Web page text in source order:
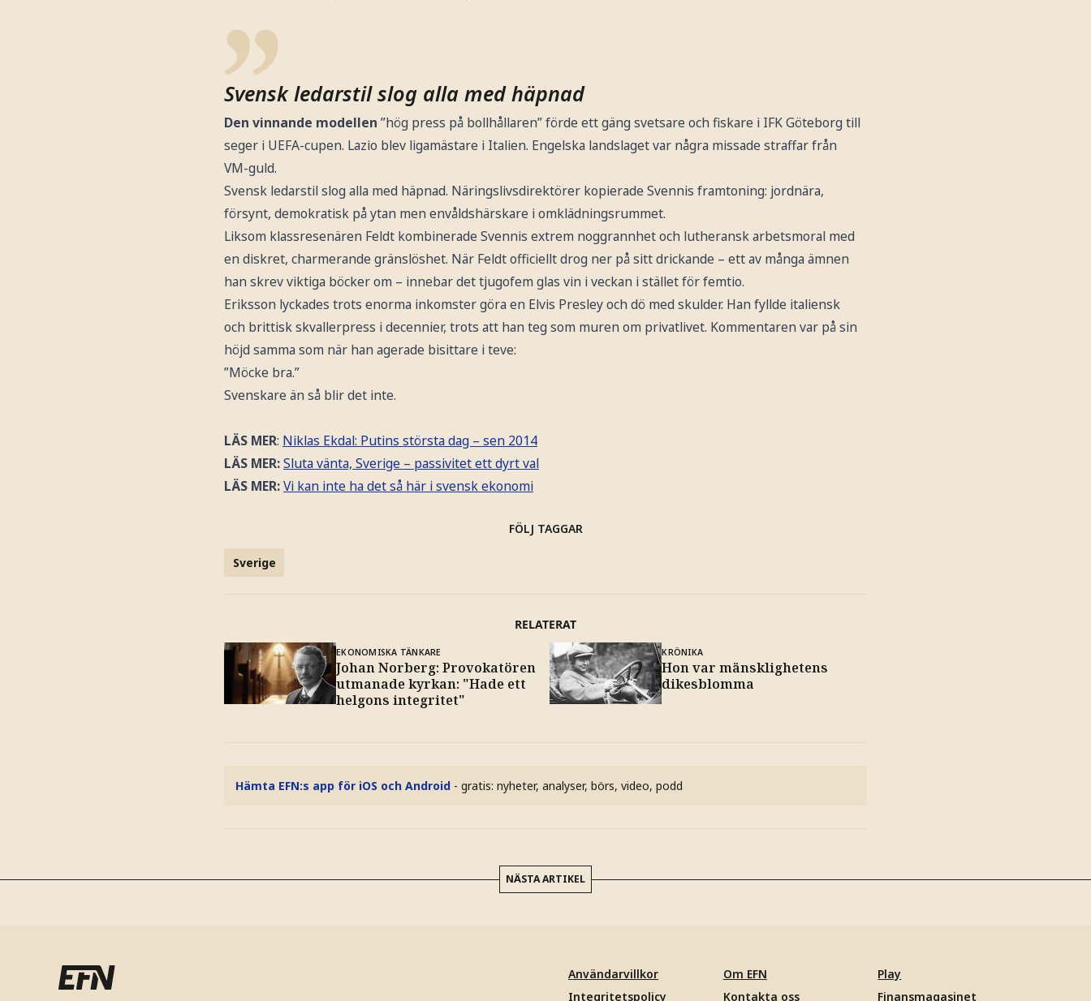
Svensk ledarstil slog alla med häpnad
Den vinnande modellen ”hög press på bollhållaren” förde ett gäng svetsare och fiskare i IFK Göteborg till
seger i UEFA-cupen. Lazio blev ligamästare i Italien. Engelska landslaget var några missade straffar från
VM-guld.
Svensk ledarstil slog alla med häpnad. Näringslivsdirektörer kopierade Svennis framtoning: jordnära,
försynt, demokratisk på ytan men envåldshärskare i omklädningsrummet.
Liksom klassresenären Feldt kombinerade Svennis extrem noggrannhet och lutheransk arbetsmoral med
en diskret, charmerande gränslöshet. När Feldt officiellt drog ner på sitt drickande – ett av många ämnen
han skrev viktiga böcker om – innebar det tjugofem glas vin i veckan i stället för femtio.
Eriksson lyckades trots enorma inkomster göra en Elvis Presley och dö med skulder. Han fyllde italiensk
och brittisk skvallerpress i decennier, trots att han teg som muren om privatlivet. Kommentaren var på sin
höjd samma som när han agerade bisittare i teve:
”Möcke bra.”
Svenskare än så blir det inte.
LÄS MER: Niklas Ekdal: Putins största dag – sen 2014
LÄS MER:Sluta vänta, Sverige – passivitet ett dyrt val
LÄS MER:Vi kan inte ha det så här i svensk ekonomi
FÖLJ TAGGAR
Sverige
RELATERAT
EKONOMISKA TÄNKARE
Johan Norberg: Provokatören
utmanade kyrkan: "Hade ett
helgons integritet"
KRÖNIKA
Hon var mänsklighetens
dikesblomma
Hämta EFN:s app för iOS och Android - gratis: nyheter, analyser, börs, video, podd
NÄSTA ARTIKEL
Användarvillkor
Integritetspolicy
Om EFN
Kontakta oss
Play
Finansmagasinet